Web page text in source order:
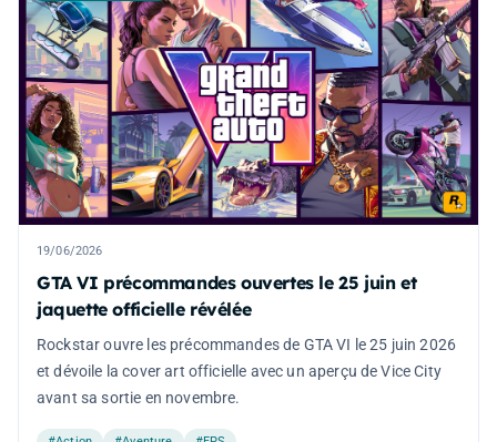
19/06/2026
GTA VI précommandes ouvertes le 25 juin et
jaquette officielle révélée
Rockstar ouvre les précommandes de GTA VI le 25 juin 2026
et dévoile la cover art officielle avec un aperçu de Vice City
avant sa sortie en novembre.